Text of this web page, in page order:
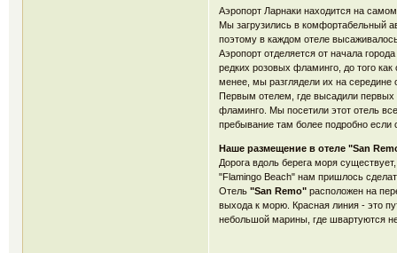
Аэропорт Ларнаки находится на
Мы загрузились в комфортабельный
поэтому в каждом отеле
Аэропорт отделяется от начала
редких розовых фламинго, до того
менее, мы разглядели их на середине
Первым отелем, где высадили
фламинго. Мы посетили этот отель
пребывание там более подробно
Наше размещение в отеле "San
Дорога вдоль берега моря
"Flamingo Beach" нам пришлось
Отель"San Remo" расположен на
выхода к морю. Красная линия - это
небольшой марины, где швартуются